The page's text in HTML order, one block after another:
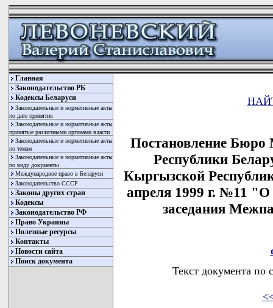
Главная
Законодательство РБ
Кодексы Беларуси
Законодательные и нормативные акты
по дате принятия
Законодательные и нормативные акты
принятые различными органами власти
Законодательные и нормативные акты
по темам
Законодательные и нормативные акты
по виду документы
Международное право в Беларуси
Законодательство СССР
Законы других стран
Кодексы
Законодательство РФ
Право Украины
Полезные ресурсы
Контакты
Новости сайта
Поиск документа
Постановление Бюро
Республики
Кыргызской
апреля 1999 г. №11 "О
заседания
Текст документа по